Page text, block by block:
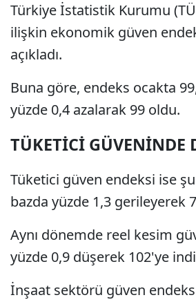
Türkiye İstatistik Kurumu
ilişkin ekonomik güven
açıkladı.
Buna göre, endeks ocakta
yüzde 0,4 azalarak 99 oldu.
TÜKETİCİ GÜVENİNDE
Tüketici güven endeksi ise
bazda yüzde 1,3 gerileyerek
Aynı dönemde reel kesim
yüzde 0,9 düşerek 102'ye
İnşaat sektörü güven